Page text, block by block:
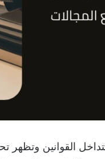
القوانين وتظهر